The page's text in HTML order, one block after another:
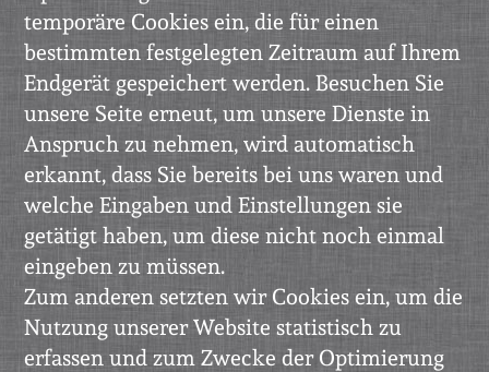
temporäre Cookies ein, die für einen
bestimmten festgelegten Zeitraum auf Ihrem
Endgerät gespeichert werden. Besuchen Sie
unsere Seite erneut, um unsere Dienste in
Anspruch zu nehmen, wird automatisch
erkannt, dass Sie bereits bei uns waren und
welche Eingaben und Einstellungen sie
getätigt haben, um diese nicht noch einmal
eingeben zu müssen.
Zum anderen setzten wir Cookies ein, um die
Nutzung unserer Website statistisch zu
erfassen und zum Zwecke der Optimierung